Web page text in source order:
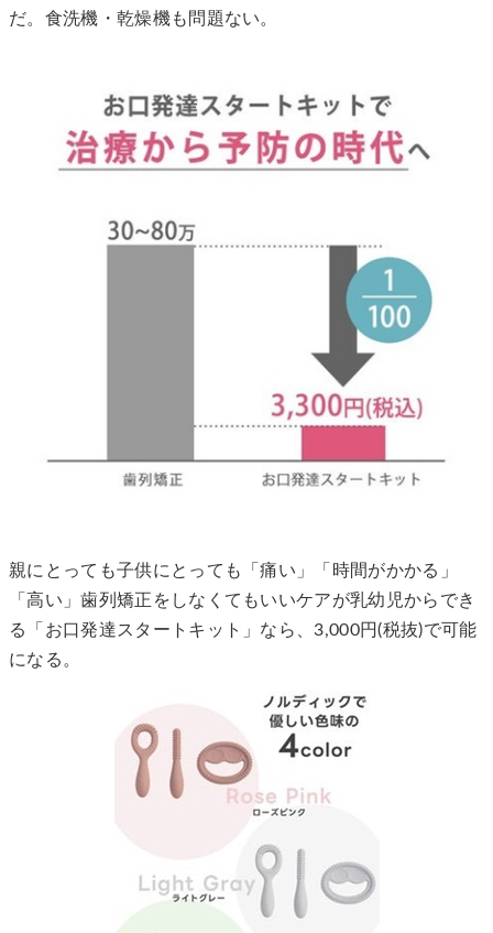
だ。食洗機・乾燥機も問題ない。
親にとっても子供にとっても「痛い」「時間がかかる」
「高い」歯列矯正をしなくてもいいケアが乳幼児からでき
る「お口発達スタートキット」なら、3,000円(税抜)で可能
になる。